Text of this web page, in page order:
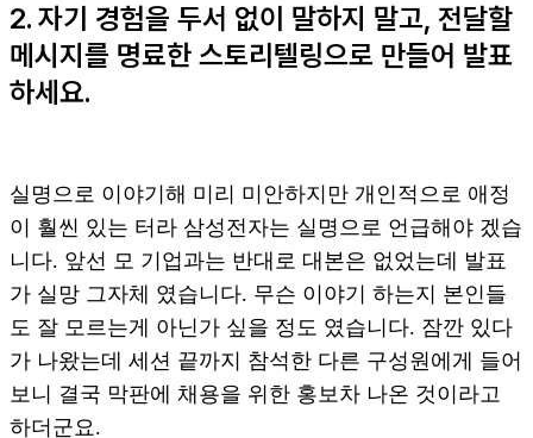
2. 자기 경험을 두서 없이 말하지 말고, 전달할
메시지를 명료한 스토리텔링으로 만들어 발표
하세요.
실명으로 이야기해 미리 미안하지만 개인적으로 애정
이 훨씬 있는 터라 삼성전자는 실명으로 언급해야 겠습
니다. 앞선 모 기업과는 반대로 대본은 없었는데 발표
가 실망 그자체 였습니다. 무슨 이야기 하는지 본인들
도 잘 모르는게 아닌가 싶을 정도 였습니다. 잠깐 있다
가 나왔는데 세션 끝까지 참석한 다른 구성원에게 들어
보니 결국 막판에 채용을 위한 홍보차 나온 것이라고
하더군요.